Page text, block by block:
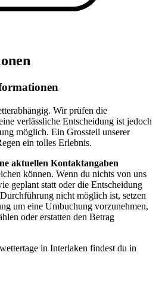
Wir prüfen die
verlässliche Entscheidung ist jedoch
möglich. Ein Grossteil unserer
ein tolles Erlebnis.
aktuellen Kontaktangaben
können. Wenn du nichts von uns
geplant statt oder die Entscheidung
nicht möglich ist, setzen
um eine Umbuchung vorzunehmen,
oder erstatten den Betrag
in Interlaken findest du in